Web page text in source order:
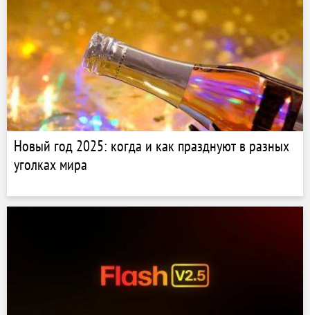
Новый год 2025: когда и как празднуют в разных
уголках мира